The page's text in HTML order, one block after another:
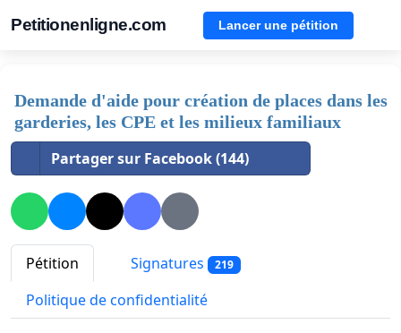
Petitionenligne.com Lancer une pétition
Demande d'aide pour création de places dans les
garderies, les CPE et les milieux familiaux
Partager sur Facebook (144)
Pétition Signatures 219
Politique de confidentialité